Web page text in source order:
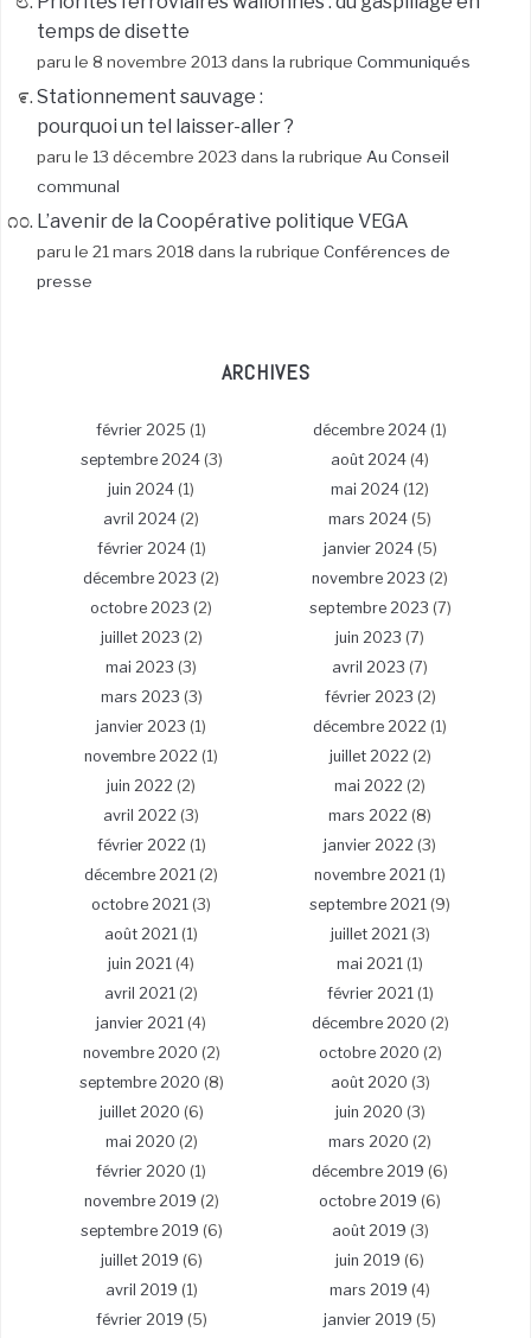
temps de disette
paru le 8 novembre 2013 dans la rubrique Communiqués
Stationnement sauvage :
pourquoi un tel laisser-aller ?
paru le 13 décembre 2023 dans la rubrique Au Conseil
communal
L’avenir de la Coopérative politique VEGA
paru le 21 mars 2018 dans la rubrique Conférences de
presse
ARCHIVES
février 2025 (1) décembre 2024 (1)
septembre 2024(3) août 2024 (4)
juin 2024 (1) mai 2024 (12)
avril 2024 (2) mars 2024 (5)
février 2024(1) janvier 2024(5)
décembre 2023 (2) novembre 2023 (2)
octobre 2023 (2) septembre 2023 (7)
juillet 2023 (2) juin 2023 (7)
mai 2023 (3) avril 2023 (7)
mars 2023 (3) février 2023 (2)
janvier 2023 (1) décembre 2022 (1)
novembre 2022 (1) juillet 2022 (2)
juin 2022 (2) mai 2022 (2)
avril 2022 (3) mars 2022 (8)
février 2022 (1) janvier 2022 (3)
décembre 2021 (2) novembre 2021 (1)
octobre 2021 (3) septembre 2021 (9)
août 2021 (1) juillet 2021(3)
juin 2021 (4) mai 2021 (1)
avril 2021 (2) février 2021(1)
janvier 2021 (4) décembre 2020 (2)
novembre 2020 (2) octobre 2020 (2)
septembre 2020 (8) août 2020 (3)
juillet 2020 (6) juin 2020 (3)
mai 2020 (2) mars 2020 (2)
février 2020 (1) décembre 2019 (6)
novembre 2019 (2) octobre 2019 (6)
septembre 2019 (6) août 2019 (3)
juillet 2019 (6) juin 2019 (6)
avril 2019 (1) mars 2019 (4)
février 2019 (5) janvier 2019 (5)